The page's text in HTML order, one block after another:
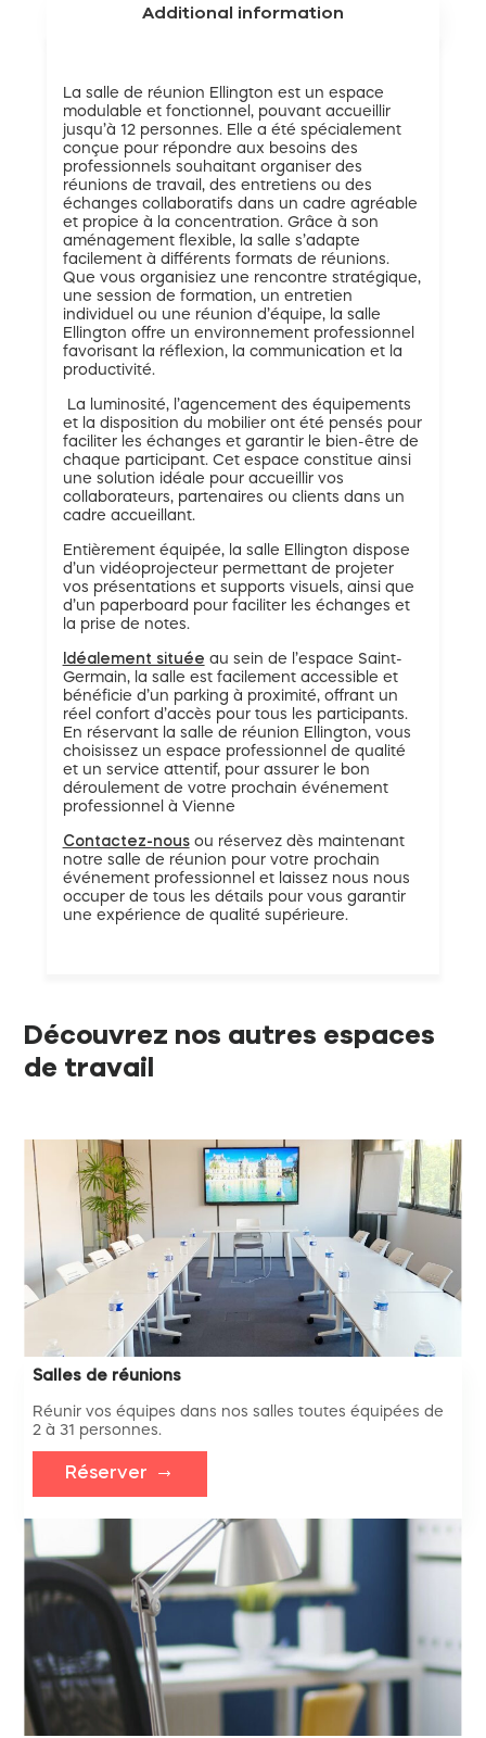
Additional information
La salle de réunion Ellington est un espace
modulable et fonctionnel, pouvant accueillir
jusqu’à 12 personnes. Elle a été spécialement
conçue pour répondre aux besoins des
professionnels souhaitant organiser des
réunions de travail, des entretiens ou des
échanges collaboratifs dans un cadre agréable
et propice à la concentration. Grâce à son
aménagement flexible, la salle s’adapte
facilement à différents formats de réunions.
Que vous organisiez une rencontre stratégique,
une session de formation, un entretien
individuel ou une réunion d’équipe, la salle
Ellington offre un environnement professionnel
favorisant la réflexion, la communication et la
productivité.
La luminosité, l’agencement des équipements
et la disposition du mobilier ont été pensés pour
faciliter les échanges et garantir le bien-être de
chaque participant. Cet espace constitue ainsi
une solution idéale pour accueillir vos
collaborateurs, partenaires ou clients dans un
cadre accueillant.
Entièrement équipée, la salle Ellington dispose
d’un vidéoprojecteur permettant de projeter
vos présentations et supports visuels, ainsi que
d’un paperboard pour faciliter les échanges et
la prise de notes.
Idéalement située au sein de l’espace Saint-
Germain, la salle est facilement accessible et
bénéficie d’un parking à proximité, offrant un
réel confort d’accès pour tous les participants.
En réservant la salle de réunion Ellington, vous
choisissez un espace professionnel de qualité
et un service attentif, pour assurer le bon
déroulement de votre prochain événement
professionnel à Vienne
Contactez-nousou réservez dès maintenant
notre salle de réunion pour votre prochain
événement professionnel et laissez nous nous
occuper de tous les détails pour vous garantir
une expérience de qualité supérieure.
Découvrez nos autres espaces
de travail
Salles de réunions
Réunir vos équipes dans nos salles toutes équipées de
2 à 31 personnes.
Réserver